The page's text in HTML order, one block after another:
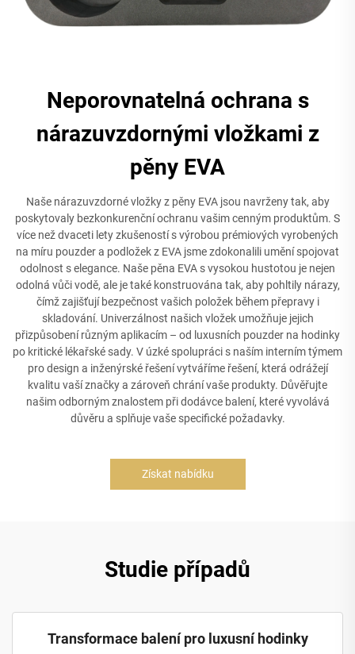
Neporovnatelná ochrana s
nárazuvzdornými vložkami z
pěny EVA
Naše nárazuvzdorné vložky z pěny EVA jsou navrženy tak, aby
poskytovaly bezkonkurenční ochranu vašim cenným produktům. S
více než dvaceti lety zkušeností s výrobou prémiových vyrobených
na míru pouzder a podložek z EVA jsme zdokonalili umění spojovat
odolnost s elegance. Naše pěna EVA s vysokou hustotou je nejen
odolná vůči vodě, ale je také konstruována tak, aby pohltily nárazy,
čímž zajišťují bezpečnost vašich položek během přepravy i
skladování. Univerzálnost našich vložek umožňuje jejich
přizpůsobení různým aplikacím – od luxusních pouzder na hodinky
po kritické lékařské sady. V úzké spolupráci s naším interním týmem
pro design a inženýrské řešení vytváříme řešení, která odrážejí
kvalitu vaší značky a zároveň chrání vaše produkty. Důvěřujte
našim odborným znalostem při dodávce balení, které vyvolává
důvěru a splňuje vaše specifické požadavky.
Získat nabídku
Studie případů
Transformace balení pro luxusní hodinky